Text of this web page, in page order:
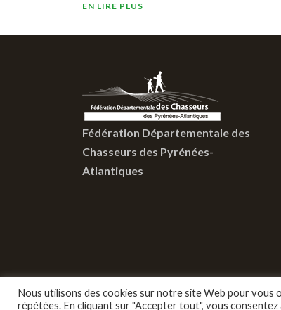
EN LIRE PLUS
Fédération Départementale des
Chasseurs des Pyrénées-
Atlantiques
Nous utilisons des cookies sur notre site Web pour
répétées. En cliquant sur "Accepter tout", vous